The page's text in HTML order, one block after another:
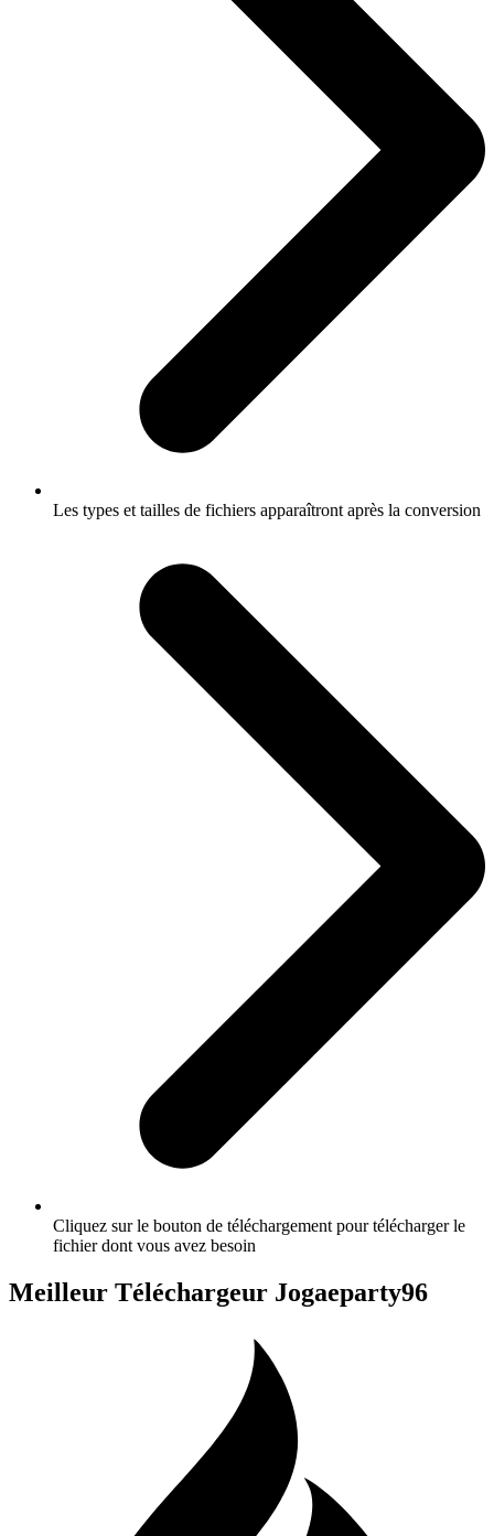
Les types et tailles de fichiers apparaîtront après la conversion
Cliquez sur le bouton de téléchargement pour télécharger le
fichier dont vous avez besoin
Meilleur Téléchargeur Jogaeparty96